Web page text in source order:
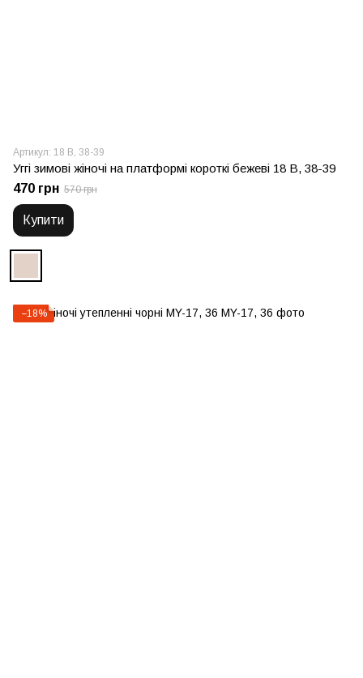
Артикул: 18 В, 38-39
Уггі зимові жіночі на платформі короткі бежеві 18 В, 38-39
470 грн 570 грн
Купити
−18%